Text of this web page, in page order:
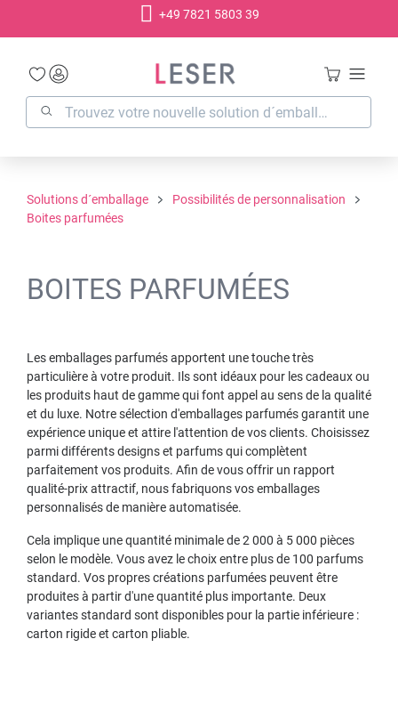
+49 7821 5803 39
Solutions d´emballage
Possibilités de personnalisation
Boites parfumées
BOITES PARFUMÉES
Les emballages parfumés apportent une touche très
particulière à votre produit. Ils sont idéaux pour les cadeaux ou
les produits haut de gamme qui font appel au sens de la qualité
et du luxe. Notre sélection d'emballages parfumés garantit une
expérience unique et attire l'attention de vos clients. Choisissez
parmi différents designs et parfums qui complètent
parfaitement vos produits. Afin de vous offrir un rapport
qualité-prix attractif, nous fabriquons vos emballages
personnalisés de manière automatisée.
Cela implique une quantité minimale de 2 000 à 5 000 pièces
selon le modèle. Vous avez le choix entre plus de 100 parfums
standard. Vos propres créations parfumées peuvent être
produites à partir d'une quantité plus importante. Deux
variantes standard sont disponibles pour la partie inférieure :
carton rigide et carton pliable.